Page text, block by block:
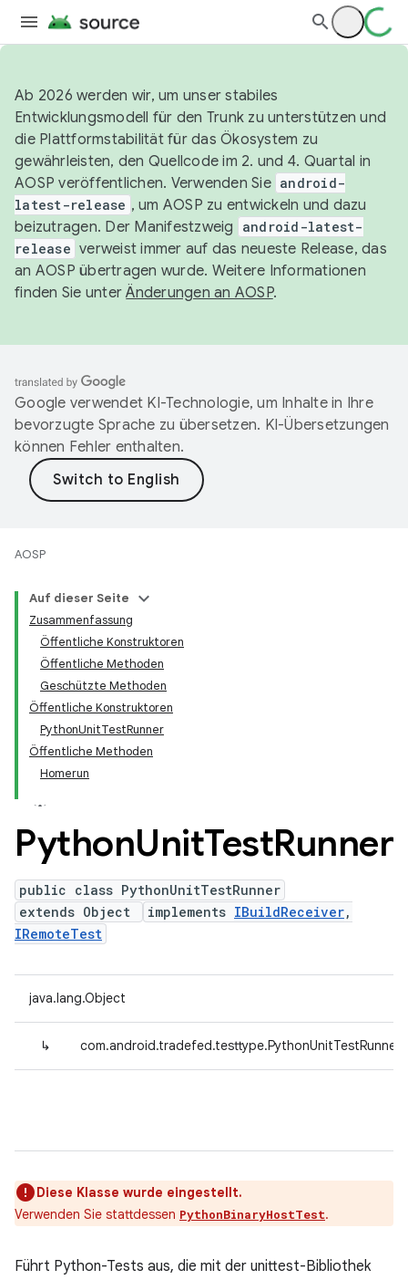
Ab 2026 werden wir, um unser stabiles
Entwicklungsmodell für den Trunk zu unterstützen und
die Plattformstabilität für das Ökosystem zu
gewährleisten, den Quellcode im 2. und 4. Quartal in
AOSP veröffentlichen. Verwenden Sie android-
latest-release , um AOSP zu entwickeln und dazu
beizutragen. Der Manifestzweig
android-latest-
release verweist immer auf das neueste Release, das
an AOSP übertragen wurde. Weitere Informationen
finden Sie unterÄnderungen an AOSP.
Google verwendet KI-Technologie, um Inhalte in Ihre
bevorzugte Sprache zu übersetzen. KI-Übersetzungen
können Fehler enthalten.
AOSP
Auf dieser Seite
Zusammenfassung
Öffentliche Konstruktoren
Öffentliche Methoden
Geschützte Methoden
Öffentliche Konstruktoren
PythonUnitTestRunner
Öffentliche Methoden
Homerun
PythonUnitTestRunner
public class PythonUnitTestRunner
extends Object
implements IBuildReceiver,
IRemoteTest
java.lang.Object
↳ com.android.tradefed.testtype.PythonUnitTestRunner
Diese Klasse wurde eingestellt.
Verwenden Sie stattdessen PythonBinaryHostTest.
Führt Python-Tests aus, die mit der unittest-Bibliothek